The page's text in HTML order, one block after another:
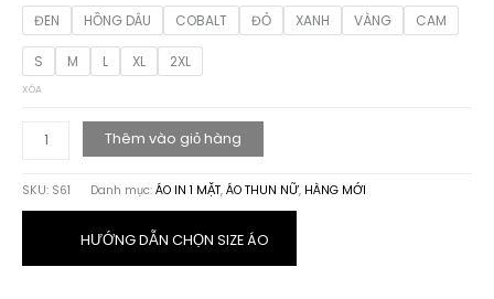
ĐEN HỒNG DÂU COBALT ĐỎ XANH VÀNG CAM
S M L XL 2XL
XÓA
TIẾT
THIÊN
Thêm vào giỏ hàng
SKU: S61 Danh mục: ÁO IN 1 MẶT, ÁO THUN NỮ, HÀNG MỚI
HƯỚNG DẪN CHỌN SIZE ÁO